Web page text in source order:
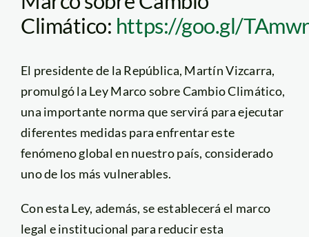
Climático: https://goo.gl/
El presidente de la República, Martín Vizcarra,
promulgó la Ley Marco sobre Cambio Climático,
una importante norma que servirá para ejecutar
diferentes medidas para enfrentar este
fenómeno global en nuestro país, considerado
uno de los más vulnerables.
Con esta Ley, además, se establecerá el marco
legal e institucional para reducir esta